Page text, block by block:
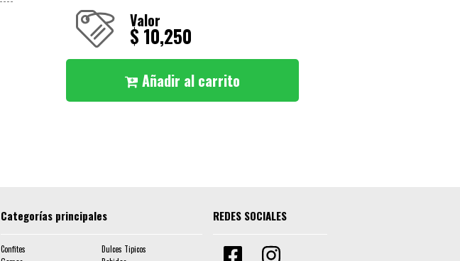
Valor
$ 10,250
Añadir al carrito
Categorías principales
Confites
Dulces Tipicos
REDES SOCIALES